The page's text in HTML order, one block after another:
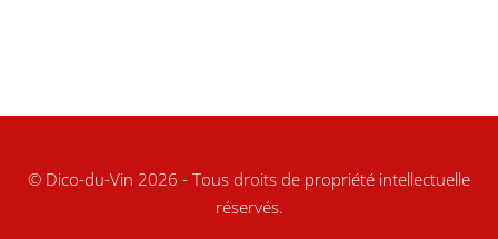
© Dico-du-Vin 2026 - Tous droits de propriété intellectuelle
réservés.